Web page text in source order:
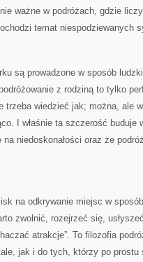
ważne w podróżach, gdzie
temat niespodziewanych
są prowadzone w sposób
z rodziną to tylko
trzeba wiedzieć jak; można, ale
I właśnie ta szczerość buduje
niedoskonałości oraz że
na odkrywanie miejsc w
zwolnić, rozejrzeć się,
atrakcje”. To filozofia
jak i do tych, którzy po